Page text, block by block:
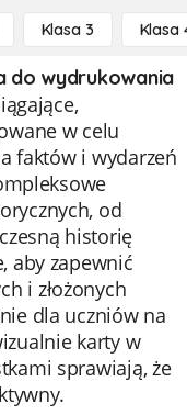
Klasa 3 Klasa
do wydrukowania
w celu
faktów i wydarzeń
od
historię
aby zapewnić
i złożonych
dla uczniów na
karty w
sprawiają, że